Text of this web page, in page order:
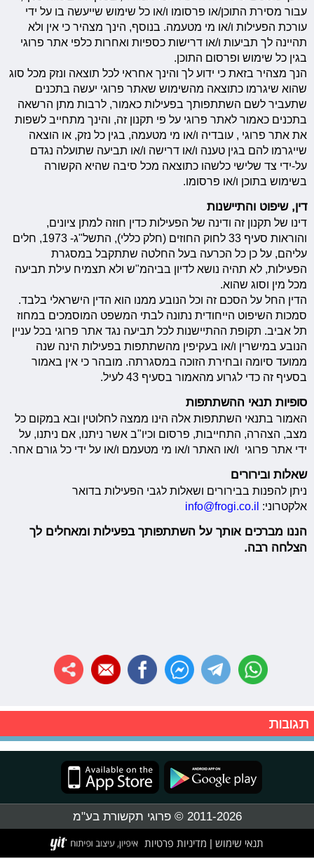
עבור מסירת התוכן/או פרסומו ו/או כל שימוש שייעשה בו על ידי
עורכת הפעילות ו/או מי מטעמה. בנוסף, הינך מצהיר כי אין ולא
תהיינה לך תביעות ו/או דרישות כספיות ואחרות כלפי אתר פרוגי
בגין כל שימוש ופרסום התוכן.
הנך מצהיר בזאת כי ידוע לך והינך אחראי לכל תוצאה ונזק מכל סוג
שהוא שיגרמו כתוצאה מהשימוש שאתר פרוגי יעשה בתכנים
שתעביר לשם השתתפותך בפעילות כאמור, לרבות מתן הרשאה
בתכנים כאמור לאתר פרוגי על פי תקנון זה, והינך מתחייב לשפות
את אתר פרוגי , עובדיה ו/או מי מטעמה, בגין כל נזק, או הוצאה
שייגרמו להם בגין טענה ו/או דרישה ו/או תביעה שתועלה נגדם
על-ידי צד שלישי כלשהו כתוצאה מכל סיבה שהיא הקשורה
בשימוש בתוכן ו/או פרסומו.
דין, שיפוט והתיישנות
דינו של תקנון זה ודינה של הפעילות כדין חוזה למתן ציונים,
והוראות סעיף 33 לחוק החוזים (חלק כללי), התשל"ג- 1973, חלים
עליהם, על כן כל הכרעה בעל החלטה שתתקבל במסגרת
הפעילות, לא תהיה נושא לדיון בביהמ"ש ולא תצמיח עילת תביעה
מכל מין וסוג שהוא.
הדין החל על הסכם זה וכל הנובע ממנו הוא הדין הישראלי בלבד.
סמכות השיפוט הייחודית נתונה לבתי המשפט המוסמכים במחוז
תל אביב. תקופת ההתיישנות לכל תביעה נגד אתר פרוגי בכל עניין
הנובע במישרין ו/או בעקיפין מהשתתפות בפעילות הינה שנה
ממועד סיומה ובחירת הזוכה במסגרתה. מובהר כי אין באמור
בסעיף זה כדי לגרוע מהאמור בסעיף 43 לעיל.
סופיות תנאי ההשתתפות
האמור בתנאי השתתפות אלה הינו ממצה לחלוטין ובא במקום כל
מצב, הצהרה, התחייבות, פרסום וכיו"ב אשר ניתנו, אם ניתנו, על
ידי אתר פרוגי ו/או האתר ו/או מי מטעמם ו/או על ידי כל גורם אחר.
שאלות ובירורים
ניתן להפנות בבירורים ושאלות לגבי הפעילות בדואר
אלקטרוני: info@frogi.co.il
הננו מברכים אותך על השתתפותך בפעילות ומאחלים לך
הצלחה רבה.
תגובות
2011-2026 © פרוגי תקשורת בע"מ
תנאי שימוש מדיניות פרטיות